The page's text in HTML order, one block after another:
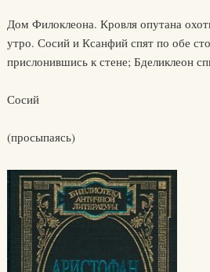
Дом Филоклеона. Кровля опутана
утро. Сосий и Ксанфий спят по обе
прислонившись к стене; Бделиклеон
Сосий
(просыпаясь)